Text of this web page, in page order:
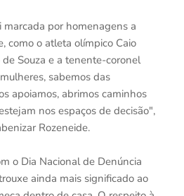
por homenagens a
como o atleta olímpico Caio
Souza e a tenente-coronel
sabemos das
apoiamos, abrimos caminhos
nos espaços de decisão",
Rozeneide.
o Dia Nacional de Denúncia
ainda mais significado ao